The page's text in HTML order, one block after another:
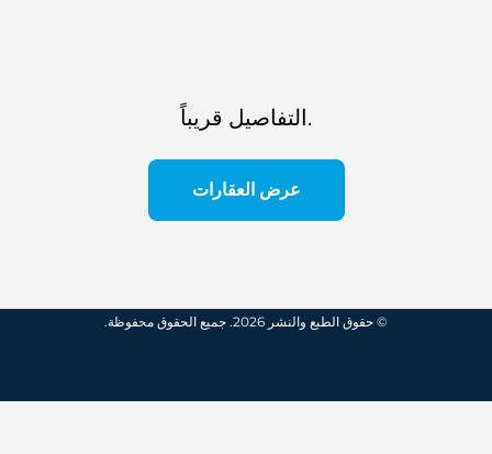
التفاصيل قريباً.
عرض العقارات
© حقوق الطبع والنشر 2026. جميع الحقوق محفوظة.